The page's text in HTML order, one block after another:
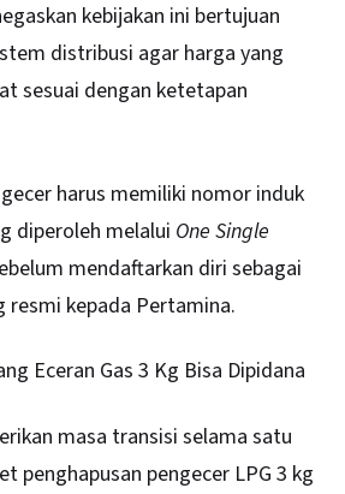
kebijakan ini bertujuan
distribusi agar harga yang
sesuai dengan ketetapan
harus memiliki nomor induk
diperoleh melalui One Single
mendaftarkan diri sebagai
resmi kepada Pertamina.
Eceran Gas 3 Kg Bisa Dipidana
masa transisi selama satu
penghapusan pengecer LPG 3 kg